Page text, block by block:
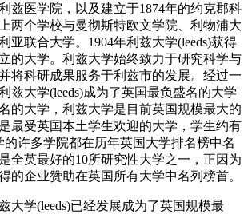
兹医学院，以及建立于1874年的约克郡科
两个学校与曼彻斯特欧文学院、利物浦大
亚联合大学。1904年利兹大学(leeds)获得
的大学。利兹大学始终致力于研究科学与
将科研成果服务于利兹市的发展。经过一
兹大学(leeds)成为了英国最负盛名的大学
的大学，利兹大学是目前英国规模最大的
最受英国本土学生欢迎的大学，学生约有
的许多学院都在历年英国大学排名榜中名
全英最好的10所研究性大学之一，正因为
的企业赞助在英国所有大学中名列榜首。
学(leeds)已经发展成为了英国规模最